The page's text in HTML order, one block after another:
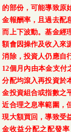
的部份，可能導致原
金報酬率，且過去配
而上下波動。基金經
額會因操作及收入來
消除，投資人仍應自
12個月內由本金支付
分配均滾入再投資於
金投資組合或指數之
近合理之息率範圍，
現大額買回，導致受
金收益分配之配發